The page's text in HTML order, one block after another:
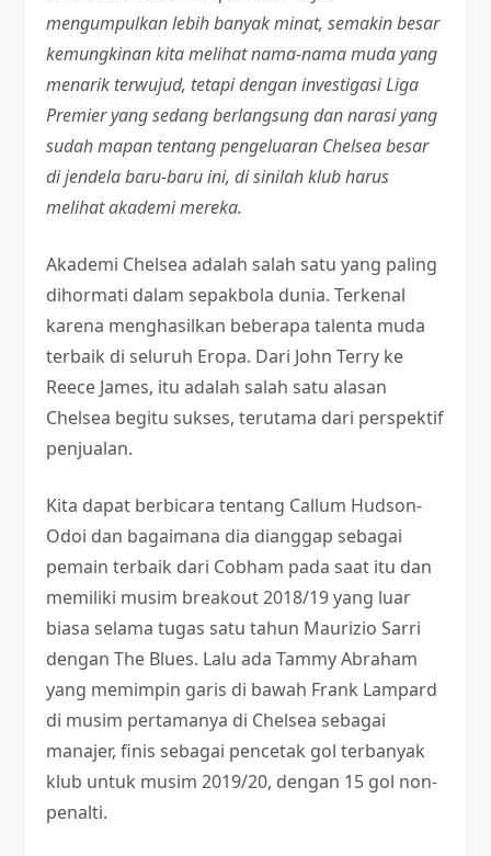
mengumpulkan lebih banyak minat, semakin besar
kemungkinan kita melihat nama-nama muda yang
menarik terwujud, tetapi dengan investigasi Liga
Premier yang sedang berlangsung dan narasi yang
sudah mapan tentang pengeluaran Chelsea besar
di jendela baru-baru ini, di sinilah klub harus
melihat akademi mereka.
Akademi Chelsea adalah salah satu yang paling
dihormati dalam sepakbola dunia. Terkenal
karena menghasilkan beberapa talenta muda
terbaik di seluruh Eropa. Dari John Terry ke
Reece James, itu adalah salah satu alasan
Chelsea begitu sukses, terutama dari perspektif
penjualan.
Kita dapat berbicara tentang Callum Hudson-
Odoi dan bagaimana dia dianggap sebagai
pemain terbaik dari Cobham pada saat itu dan
memiliki musim breakout 2018/19 yang luar
biasa selama tugas satu tahun Maurizio Sarri
dengan The Blues. Lalu ada Tammy Abraham
yang memimpin garis di bawah Frank Lampard
di musim pertamanya di Chelsea sebagai
manajer, finis sebagai pencetak gol terbanyak
klub untuk musim 2019/20, dengan 15 gol non-
penalti.